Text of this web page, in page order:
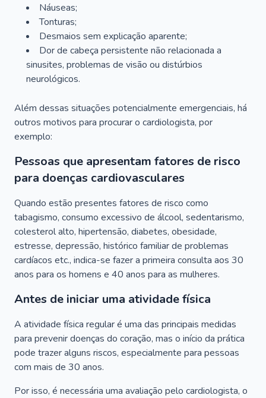
Náuseas;
Tonturas;
Desmaios sem explicação aparente;
Dor de cabeça persistente não relacionada a
sinusites, problemas de visão ou distúrbios
neurológicos.
Além dessas situações potencialmente emergenciais, há
outros motivos para procurar o cardiologista, por
exemplo:
Pessoas que apresentam fatores de risco
para doenças cardiovasculares
Quando estão presentes fatores de risco como
tabagismo, consumo excessivo de álcool, sedentarismo,
colesterol alto, hipertensão, diabetes, obesidade,
estresse, depressão, histórico familiar de problemas
cardíacos etc., indica-se fazer a primeira consulta aos 30
anos para os homens e 40 anos para as mulheres.
Antes de iniciar uma atividade física
A atividade física regular é uma das principais medidas
para prevenir doenças do coração, mas o início da prática
pode trazer alguns riscos, especialmente para pessoas
com mais de 30 anos.
Por isso, é necessária uma avaliação pelo cardiologista, o